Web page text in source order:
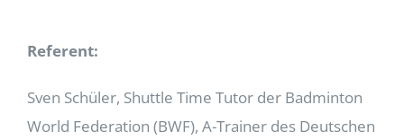
Referent:
Sven Schüler, Shuttle Time Tutor der Badminton
World Federation (BWF), A-Trainer des Deutschen